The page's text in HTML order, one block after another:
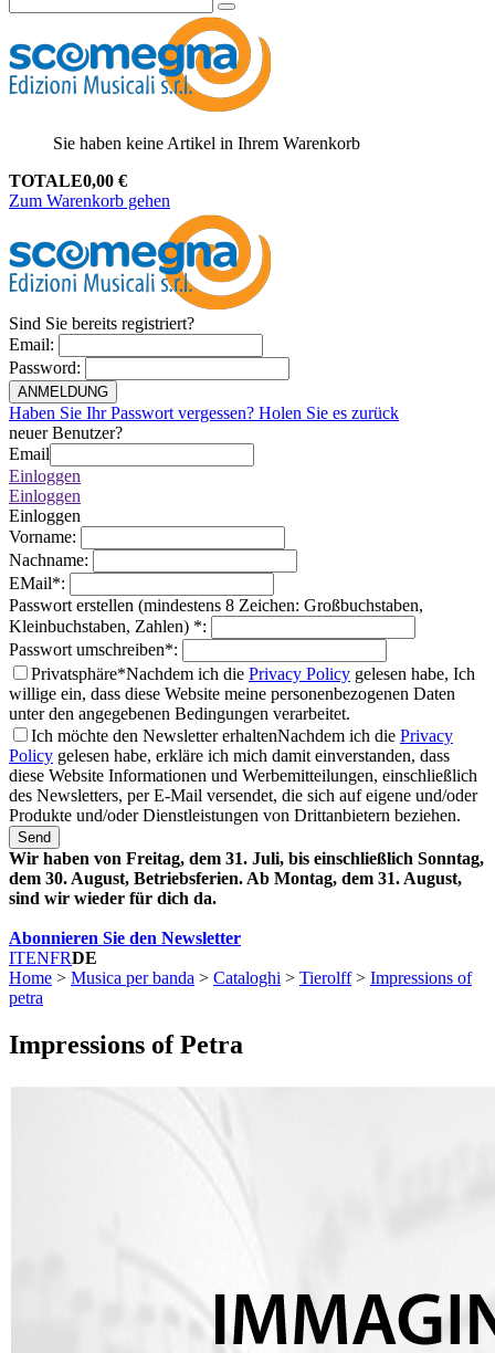
Sie haben keine Artikel in Ihrem Warenkorb
TOTALE0,00 €
Zum Warenkorb gehen
Sind Sie bereits registriert?
Email:
Password:
ANMELDUNG
Haben Sie Ihr Passwort vergessen? Holen Sie es zurück
neuer Benutzer?
Email
Einloggen
Einloggen
Einloggen
Vorname:
Nachname:
EMail*:
Passwort erstellen (mindestens 8 Zeichen: Großbuchstaben,
Kleinbuchstaben, Zahlen) *:
Passwort umschreiben*:
Privatsphäre*Nachdem ich die Privacy Policy gelesen habe, Ich
willige ein, dass diese Website meine personenbezogenen Daten
unter den angegebenen Bedingungen verarbeitet.
Ich möchte den Newsletter erhaltenNachdem ich die Privacy
Policy gelesen habe, erkläre ich mich damit einverstanden, dass
diese Website Informationen und Werbemitteilungen, einschließlich
des Newsletters, per E-Mail versendet, die sich auf eigene und/oder
Produkte und/oder Dienstleistungen von Drittanbietern beziehen.
Send
Wir haben von Freitag, dem 31. Juli, bis einschließlich Sonntag,
dem 30. August, Betriebsferien. Ab Montag, dem 31. August,
sind wir wieder für dich da.
Abonnieren Sie den Newsletter
ITENFRDE
Home > Musica per banda > Cataloghi > Tierolff> Impressions of
petra
Impressions of Petra